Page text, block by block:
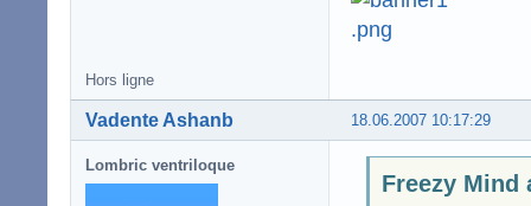
Hors ligne
18.06.2007 10:17:29
Vadente Ashanb
Lombric ventriloque
Freezy Mind